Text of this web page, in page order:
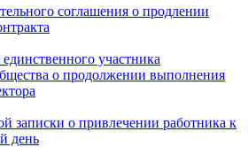
соглашения о продлении
участника
о продолжении выполнения
записки о привлечении работника к
день